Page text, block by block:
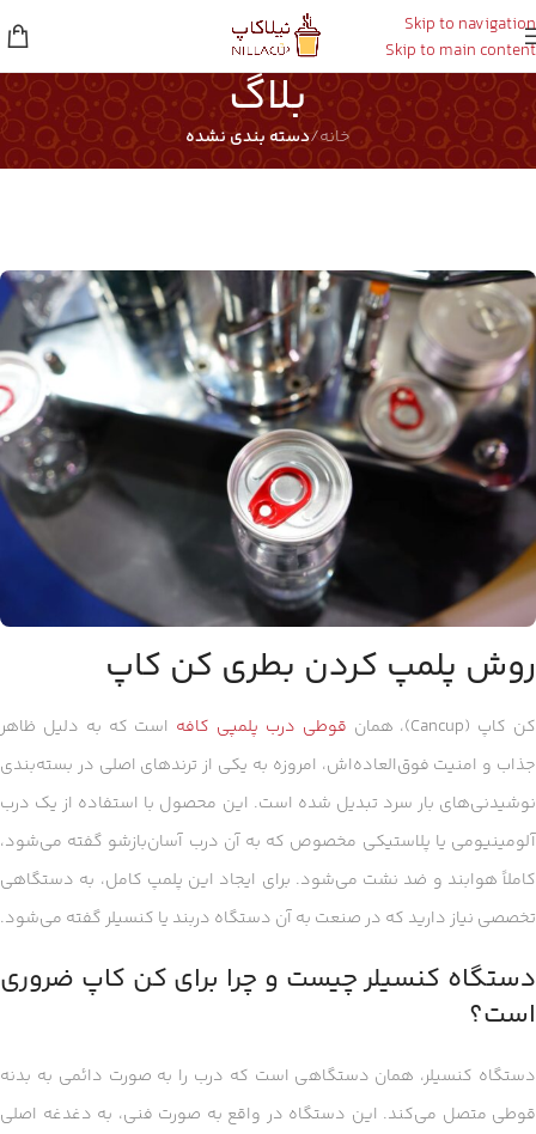
Skip to navigation
Skip to main content
بلاگ
خانه/دسته بندی نشده
روش پلمپ کردن بطری کن کاپ
کن کاپ (Cancup)، همان قوطی درب پلمپی کافه است که به دلیل ظاهر
جذاب و امنیت فوق‌العاده‌اش، امروزه به یکی از ترندهای اصلی در بسته‌بندی
نوشیدنی‌های بار سرد تبدیل شده است. این محصول با استفاده از یک درب
آلومینیومی یا پلاستیکی مخصوص که به آن درب آسان‌بازشو گفته می‌شود،
کاملاً هوابند و ضد نشت می‌شود. برای ایجاد این پلمپ کامل، به دستگاهی
تخصصی نیاز دارید که در صنعت به آن دستگاه دربند یا کنسیلر گفته می‌شود.
دستگاه کنسیلر چیست و چرا برای کن کاپ ضروری
است؟
دستگاه کنسیلر، همان دستگاهی است که درب را به صورت دائمی به بدنه
قوطی متصل می‌کند. این دستگاه در واقع به صورت فنی، به دغدغه اصلی